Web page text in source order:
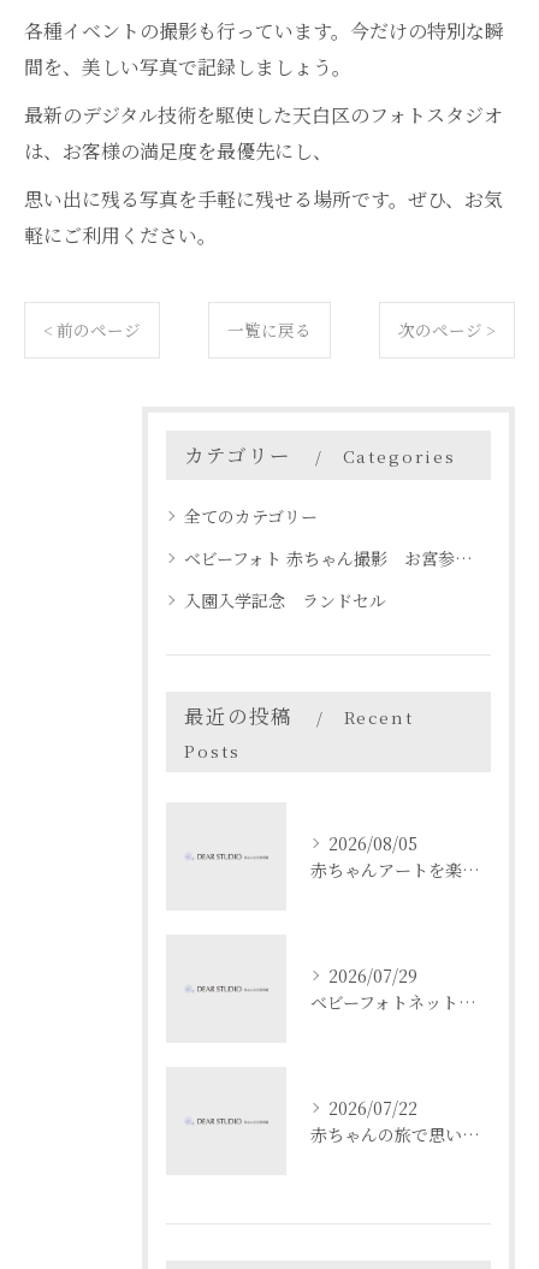
各種イベントの撮影も行っています。今だけの特別な瞬
間を、美しい写真で記録しましょう。
最新のデジタル技術を駆使した天白区のフォトスタジオ
は、お客様の満足度を最優先にし、
思い出に残る写真を手軽に残せる場所です。ぜひ、お気
軽にご利用ください。
< 前のページ 一覧に戻る 次のページ >
カテゴリー Categories
全てのカテゴリー
ベビーフォト 赤ちゃん撮影 お宮参り 名古屋 天白区
入園入学記念 ランドセル
最近の投稿
Recent
Posts
2026/08/05
赤ちゃんアートを楽しむ愛知県名古屋市瀬戸市でベビーフォト体験ガイド
2026/07/29
ベビーフォトネットで成長記録と安全を両立する撮影と共有のコツ
2026/07/22
赤ちゃんの旅で思い出作り愛知県名古屋市春日井市でベビーフォト映えスポットを満喫するコツ